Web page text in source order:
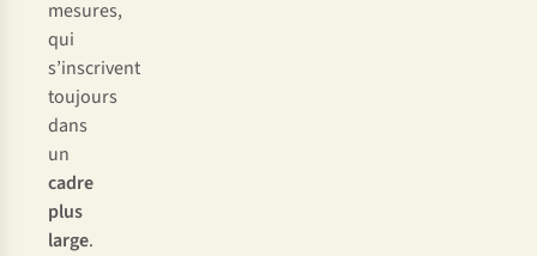
mesures,
qui
s’inscrivent
toujours
dans
un
cadre
plus
large.